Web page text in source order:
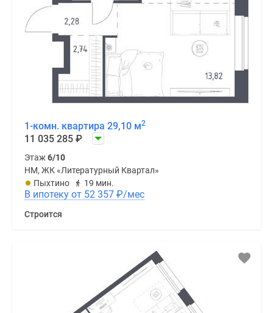
1-комн. квартира 29,10 м2
11 035 285 ₽
Этаж 6/10
НМ, ЖК «Литературный Квартал»
Пыхтино
19 мин.
В ипотеку от 52 357 ₽/мес
Строится